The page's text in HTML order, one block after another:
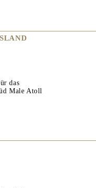
das
Male Atoll